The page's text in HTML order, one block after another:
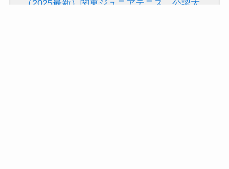
（2025最新）関東ジュニアテニス 公認大